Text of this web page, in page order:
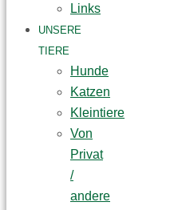
Links
UNSERE
TIERE
Hunde
Katzen
Kleintiere
Von
Privat
/
andere